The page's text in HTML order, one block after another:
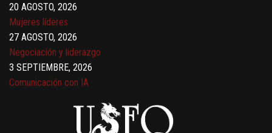
20 AGOSTO, 2026
Mujeres líderes
27 AGOSTO, 2026
Negociación y liderazgo
3 SEPTIEMBRE, 2026
Comunicación con IA
Gobernanza de datos
13 AGOSTO, 2026